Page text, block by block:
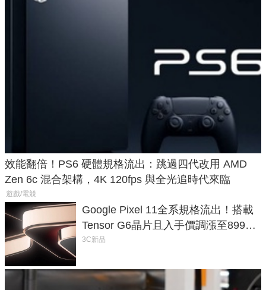
效能翻倍！PS6 硬體規格流出：跳過四代改用 AMD
Zen 6c 混合架構，4K 120fps 與全光追時代來臨
遊戲/電競
Google Pixel 11全系規格流出！搭載
Tensor G6晶片且入手價調漲至899美
元
3C新品